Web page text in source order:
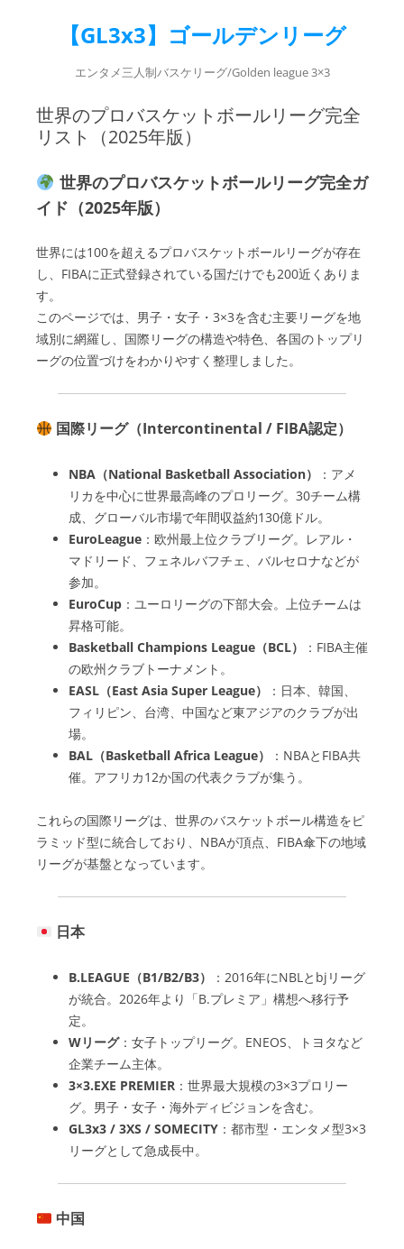
【GL3x3】ゴールデンリーグ
エンタメ三人制バスケリーグ/Golden league 3×3
世界のプロバスケットボールリーグ完全
リスト（2025年版）
世界のプロバスケットボールリーグ完全ガ
イド（2025年版）
世界には100を超えるプロバスケットボールリーグが存在
し、FIBAに正式登録されている国だけでも200近くありま
す。
このページでは、男子・女子・3×3を含む主要リーグを地
域別に網羅し、国際リーグの構造や特色、各国のトップリ
ーグの位置づけをわかりやすく整理しました。
国際リーグ（Intercontinental / FIBA認定）
NBA（National Basketball Association）
：アメ
リカを中心に世界最高峰のプロリーグ。30チーム構
成、グローバル市場で年間収益約130億ドル。
EuroLeague ：欧州最上位クラブリーグ。レアル・
マドリード、フェネルバフチェ、バルセロナなどが
参加。
EuroCup ：ユーロリーグの下部大会。上位チームは
昇格可能。
Basketball Champions League（BCL）
：FIBA主催
の欧州クラブトーナメント。
EASL（East Asia Super League）
：日本、韓国、
フィリピン、台湾、中国など東アジアのクラブが出
場。
BAL（Basketball Africa League）
：NBAとFIBA共
催。アフリカ12か国の代表クラブが集う。
これらの国際リーグは、世界のバスケットボール構造をピ
ラミッド型に統合しており、NBAが頂点、FIBA傘下の地域
リーグが基盤となっています。
日本
B.LEAGUE（B1/B2/B3）
：2016年にNBLとbjリーグ
が統合。2026年より「B.プレミア」構想へ移行予
定。
Wリーグ：女子トップリーグ。ENEOS、トヨタなど
企業チーム主体。
3×3.EXE PREMIER ：世界最大規模の3×3プロリー
グ。男子・女子・海外ディビジョンを含む。
GL3x3 / 3XS / SOMECITY ：都市型・エンタメ型3×3
リーグとして急成長中。
中国